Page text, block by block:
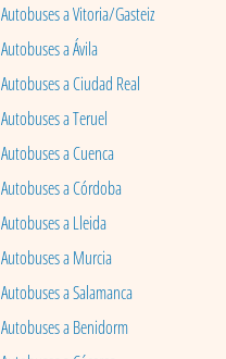
Autobuses a Vitoria/Gasteiz
Autobuses a Ávila
Autobuses a Ciudad Real
Autobuses a Teruel
Autobuses a Cuenca
Autobuses a Córdoba
Autobuses a Lleida
Autobuses a Murcia
Autobuses a Salamanca
Autobuses a Benidorm